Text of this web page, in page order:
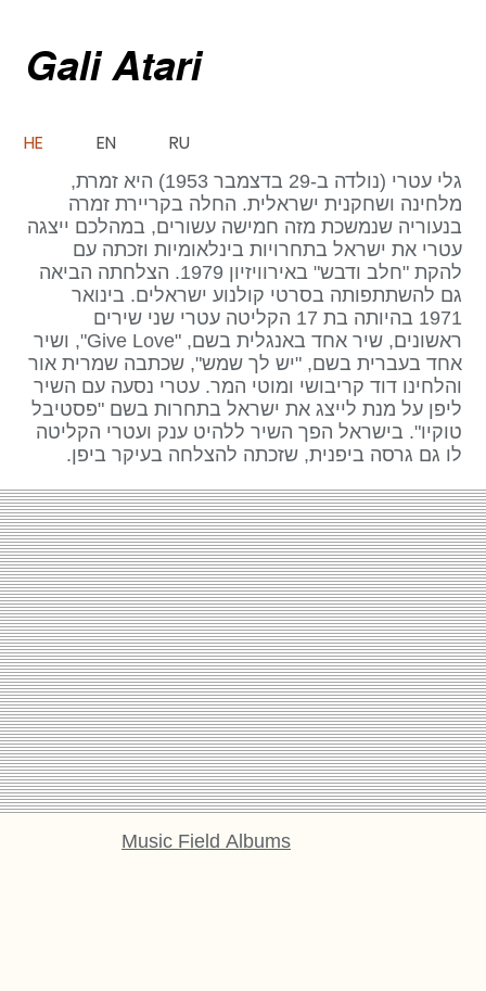
Gali Atari
RU
EN
HE
גלי עטרי (נולדה ב-29 בדצמבר 1953) היא זמרת,
מלחינה ושחקנית ישראלית. החלה בקריירת זמרה
בנעוריה שנמשכת מזה חמישה עשורים, במהלכם ייצגה
עטרי את ישראל בתחרויות בינלאומיות וזכתה עם
להקת "חלב ודבש" באירוויזיון 1979. הצלחתה הביאה
גם להשתתפותה בסרטי קולנוע ישראלים. בינואר
1971 בהיותה בת 17 הקליטה עטרי שני שירים
ראשונים, שיר אחד באנגלית בשם, "Give Love", ושיר
אחד בעברית בשם, "יש לך שמש", שכתבה שמרית אור
והלחינו דוד קריבושי ומוטי המר. עטרי נסעה עם השיר
ליפן על מנת לייצג את ישראל בתחרות בשם "פסטיבל
טוקיו". בישראל הפך השיר ללהיט ענק ועטרי הקליטה
לו גם גרסה ביפנית, שזכתה להצלחה בעיקר ביפן.
Music Field Albums